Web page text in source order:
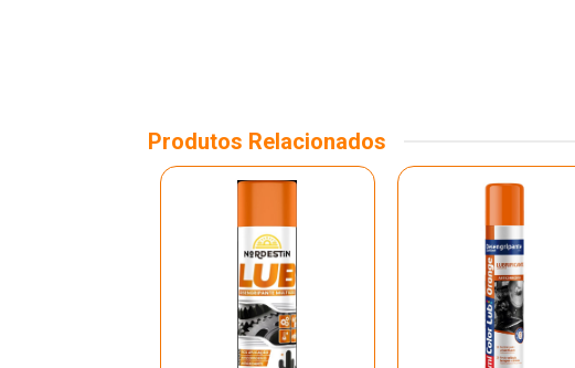
Produtos Relacionados